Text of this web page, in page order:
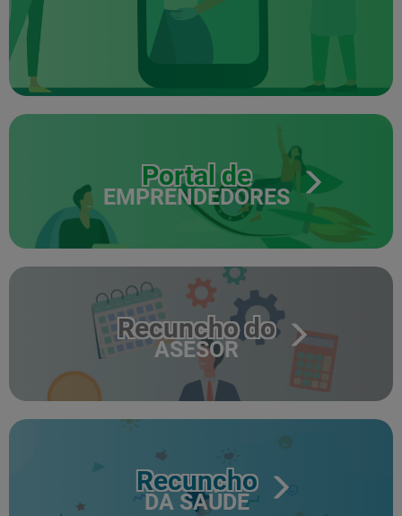
Portal de
EMPRENDEDORES
Recuncho do
ASESOR
Recuncho
DA SAÚDE